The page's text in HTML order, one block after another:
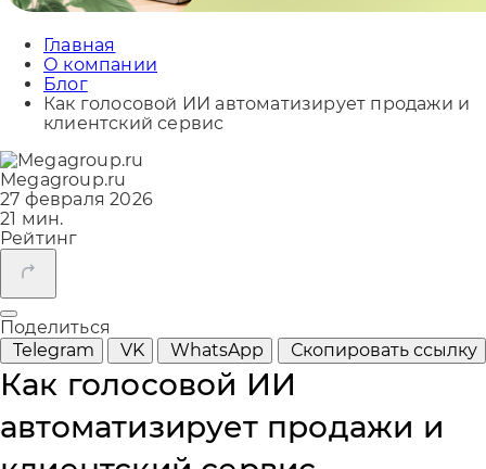
Главная
О компании
Блог
Как голосовой ИИ автоматизирует продажи и
клиентский сервис
Megagroup.ru
27 февраля 2026
21 мин.
Рейтинг
Поделиться
Telegram
VK WhatsApp Скопировать ссылку
Как голосовой ИИ
автоматизирует продажи и